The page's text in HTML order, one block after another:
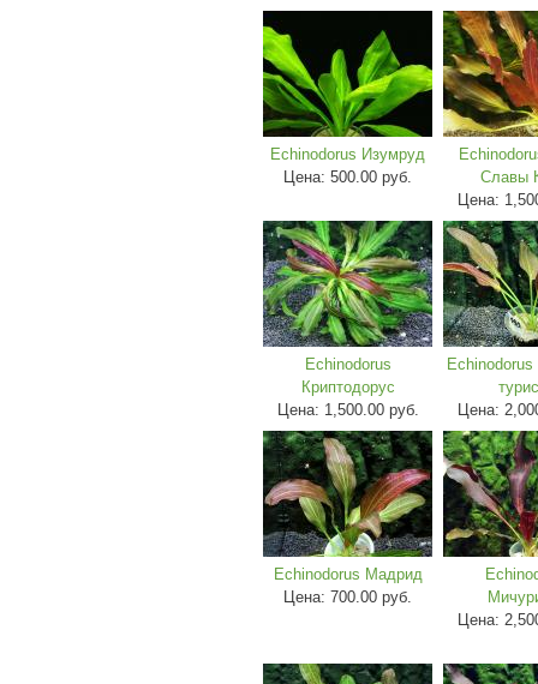
Echinodorus Изумруд
Цена:500.00 руб.
Славы
Цена:
Echinodorus
Криптодорус
Цена: 1,500.00 руб.
Цена:
Echinodorus Мадрид
Цена:700.00 руб.
Цена: